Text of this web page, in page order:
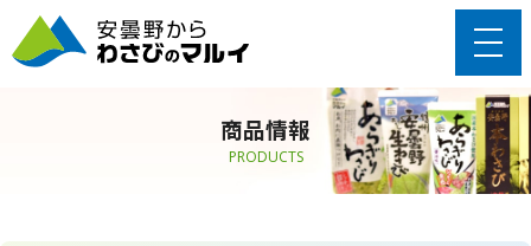
商品情報
PRODUCTS